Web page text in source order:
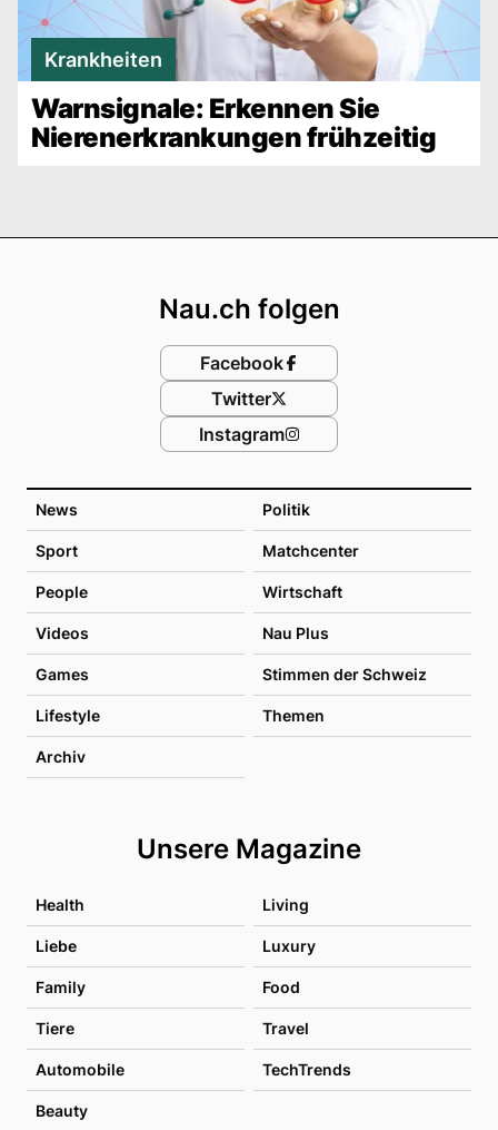
Krankheiten
Warnsignale: Erkennen Sie
Nierenerkrankungen frühzeitig
News Politik
Sport Matchcenter
People Wirtschaft
Videos Nau Plus
Games Stimmen der Schweiz
Lifestyle Themen
Archiv
Unsere Magazine
Health Living
Liebe Luxury
Family Food
Tiere Travel
Automobile TechTrends
Beauty
Nau.ch folgen
Facebook
Twitter
Instagram